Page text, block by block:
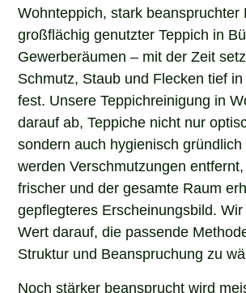
Wohnteppich, stark beanspruchter
großflächig genutzter Teppich in
Gewerberäumen – mit der Zeit
Schmutz, Staub und Flecken tief
fest. Unsere Teppichreinigung in
darauf ab, Teppiche nicht nur
sondern auch hygienisch
werden Verschmutzungen
frischer und der gesamte Raum
gepflegteres Erscheinungsbild.
Wert darauf, die passende
Struktur und Beanspruchung zu
Noch stärker beansprucht wird